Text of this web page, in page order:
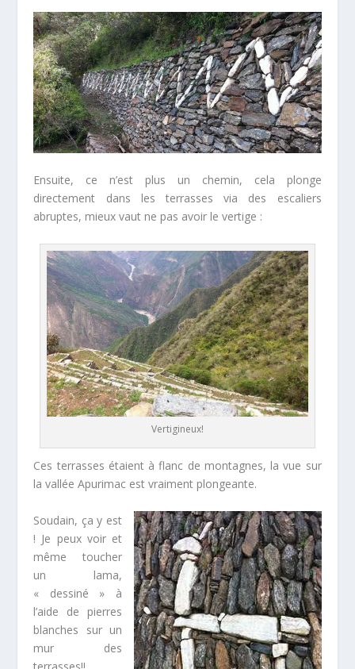
Ensuite, ce n’est plus un chemin, cela plonge
directement dans les terrasses via des escaliers
abruptes, mieux vaut ne pas avoir le vertige :
Vertigineux!
Ces terrasses étaient à flanc de montagnes, la vue sur
la vallée Apurimac est vraiment plongeante.
Soudain, ça y est
! Je peux voir et
même toucher
un lama,
« dessiné » à
l’aide de pierres
blanches sur un
mur des